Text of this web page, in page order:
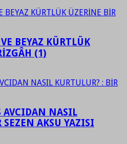
BEYAZ KÜRTLÜK
(1)
AVCIDAN NASIL
SEZEN AKSU YAZISI